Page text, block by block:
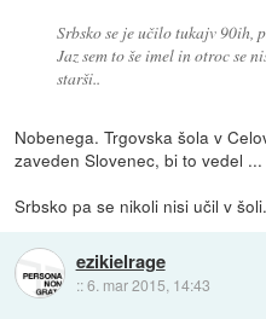
Srbsko se je učilo tukajv 90ih,
Jaz sem to še imel in otroc se
starši..
Nobenega. Trgovska šola v
zaveden Slovenec, bi to vedel ...
Srbsko pa se nikoli nisi učil v šoli.
ezikielrage
::6. mar 2015, 14:43